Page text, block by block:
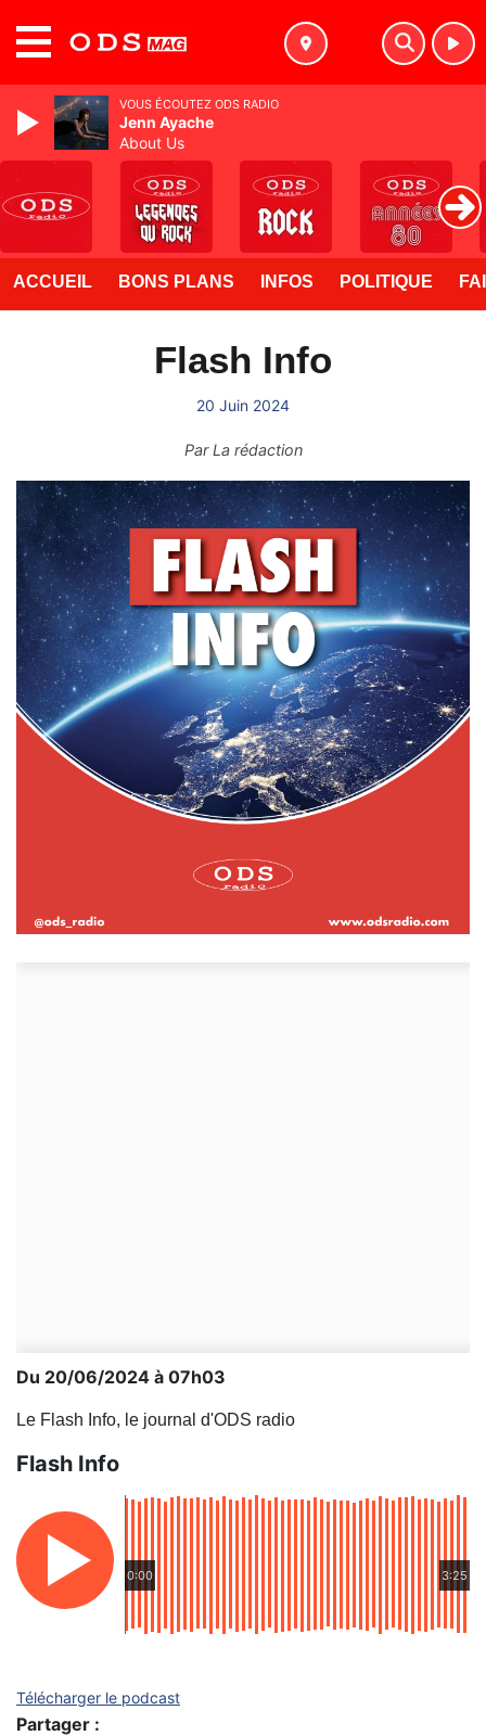
ACCUEIL BONS PLANS INFOS POLITIQUE
Flash Info
20 Juin 2024
ParLa rédaction
Du 20/06/2024 à 07h03
Le Flash Info, le journal d'ODS radio
Flash Info
0:00 3:25
Télécharger le podcast
Partager :
VOUS ÉCOUTEZ ODS RADIO
Jenn Ayache
About Us